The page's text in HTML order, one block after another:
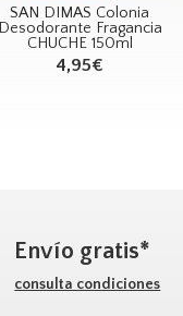
SAN DIMAS Colonia
Desodorante Fragancia
CHUCHE 150ml
4,95€
Envío gratis*
consulta condiciones